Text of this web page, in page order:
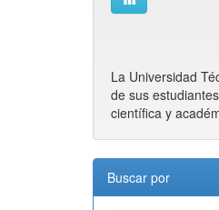
La Universidad
de sus
científica y
Buscar por